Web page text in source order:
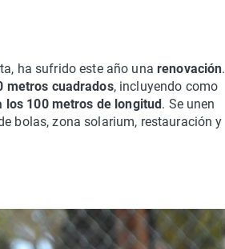
ha sufrido este año unarenovación.
metros cuadrados, incluyendo como
los 100 metros de longitud . Se unen
bolas, zona solarium, restauración y